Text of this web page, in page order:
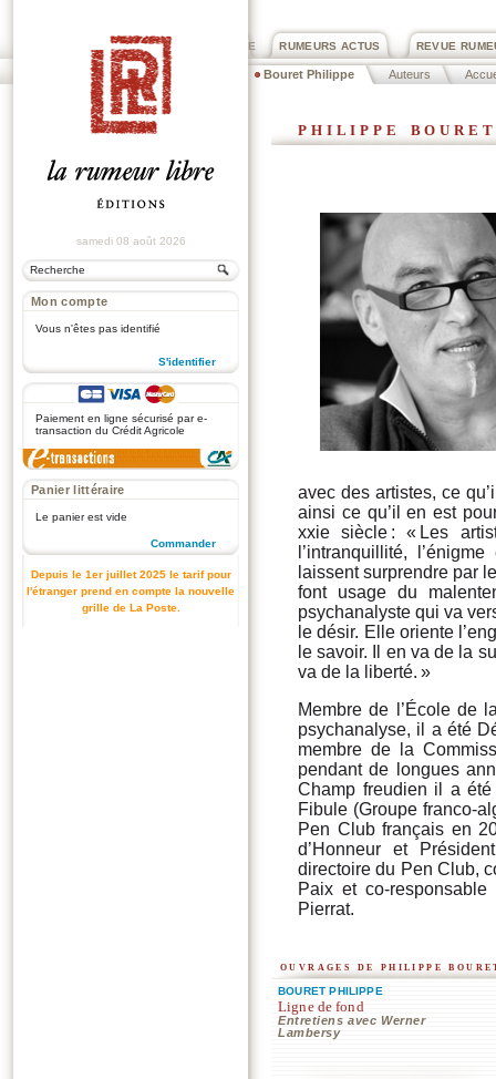
REVUE
RUMEURS ACTUS
PRIX ROGER DEXTRE
Bouret Philippe Auteurs
samedi 08 août 2026
Mon compte
Vous n'êtes pas identifié
S'identifier
Paiement en ligne sécurisé par e-
transaction du Crédit Agricole
Panier littéraire
Le panier est vide
Commander
Depuis le 1er juillet 2025 le tarif pour
l'étranger prend en compte la nouvelle
grille de La Poste.
philippe bouret
avec des artistes, ce
ainsi ce qu’il en est
xxie siècle : « Les
l’intranquillité,
laissent surprendre par
font usage du
psychanalyste qui va
le désir. Elle oriente
le savoir. Il en va de la
va de la liberté. »
Membre de l’École de
psychanalyse, il a été
membre de la
pendant de longues
Champ freudien il a
Fibule (Groupe franco-
Pen Club français en
d’Honneur et
directoire du Pen Club,
Paix et co-
Pierrat.
ouvrages de philippe
BOURET PHILIPPE
Ligne de fond
Entretiens avec Werner
Lambersy